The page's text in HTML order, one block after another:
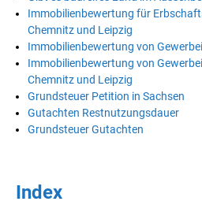
Immobilienbewertung für
Chemnitz und Leipzig
Immobilienbewertung von
Immobilienbewertung von
Chemnitz und Leipzig
Grundsteuer Petition in Sachsen
Gutachten Restnutzungsdauer
Grundsteuer Gutachten
Index